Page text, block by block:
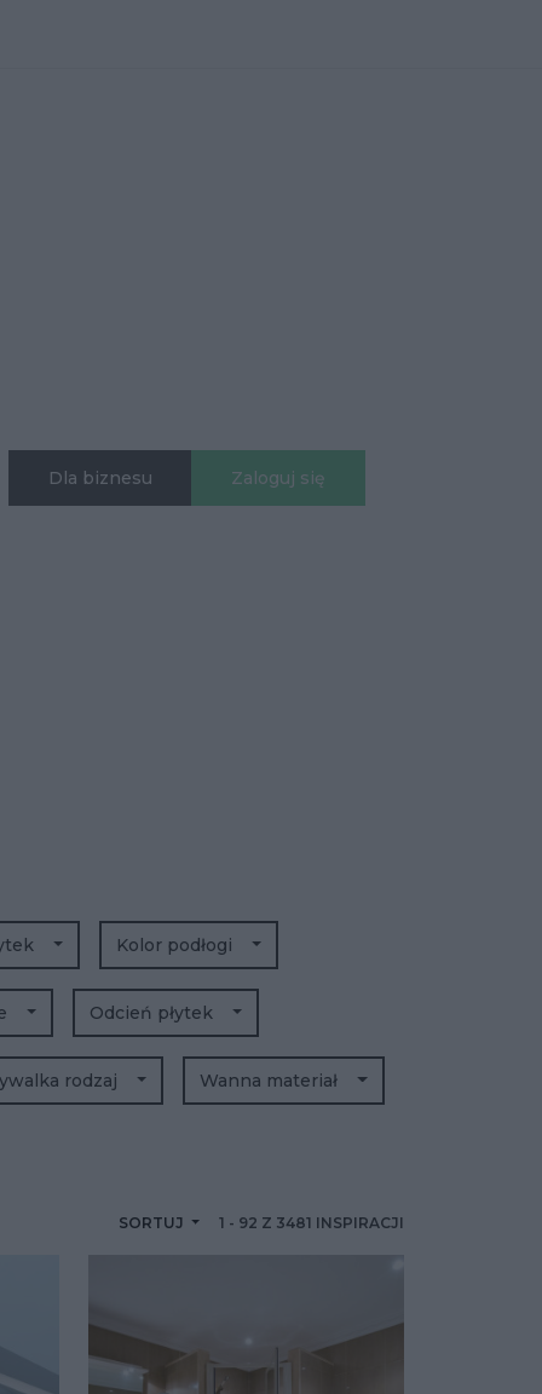
Dla biznesu Zaloguj się
SORTUJ 1 - 92 Z 3481 INSPIRACJI
Kolor podłogi
Odcień płytek
rodzaj Wanna materiał